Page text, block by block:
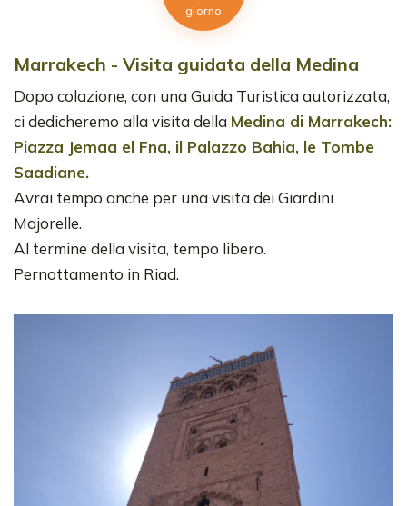
giorno
Marrakech - Visita guidata della Medina
Dopo colazione, con una Guida Turistica autorizzata,
ci dedicheremo alla visita della Medina di Marrakech:
Piazza Jemaa el Fna, il Palazzo Bahia, le Tombe
Saadiane.
Avrai tempo anche per una visita dei Giardini
Majorelle.
Al termine della visita, tempo libero.
Pernottamento in Riad.